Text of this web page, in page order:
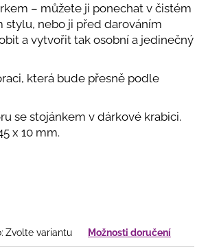
– můžete ji ponechat v čistém
stylu, nebo ji před darováním
a vytvořit tak osobní a jedinečný
která bude přesně podle
se stojánkem v dárkové krabici.
x 10 mm.
Zvolte variantu Možnosti doručení